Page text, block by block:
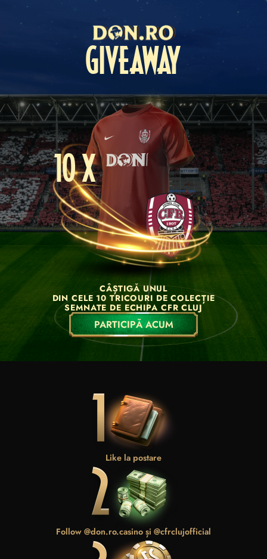
GIVEAWAY
10 X
CÂȘTIGĂ UNUL
DIN CELE 10 TRICOURI DE COLECȚIE
SEMNATE DE ECHIPA CFR CLUJ
PARTICIPĂ ACUM
Like la postare
Follow @don.ro.casino și @cfrclujofficial